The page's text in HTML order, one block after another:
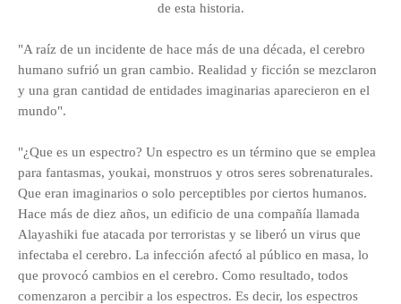
de esta historia.
"A raíz de un incidente de hace más de una década, el cerebro
humano sufrió un gran cambio. Realidad y ficción se mezclaron
y una gran cantidad de entidades imaginarias aparecieron en el
mundo".
"¿Que es un espectro? Un espectro es un término que se emplea
para fantasmas, youkai, monstruos y otros seres sobrenaturales.
Que eran imaginarios o solo perceptibles por ciertos humanos.
Hace más de diez años, un edificio de una compañía llamada
Alayashiki fue atacada por terroristas y se liberó un virus que
infectaba el cerebro. La infección afectó al público en masa, lo
que provocó cambios en el cerebro. Como resultado, todos
comenzaron a percibir a los espectros. Es decir, los espectros